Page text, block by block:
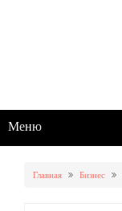
Меню
Главная Бизнес